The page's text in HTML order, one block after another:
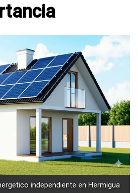
independiente en Hermigua